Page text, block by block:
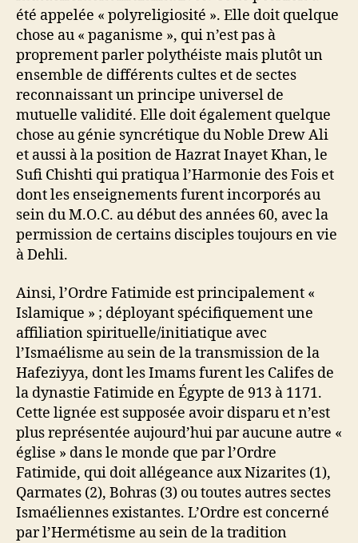
été appelée « polyreligiosité ». Elle doit quelque
chose au « paganisme », qui n’est pas à
proprement parler polythéiste mais plutôt un
ensemble de différents cultes et de sectes
reconnaissant un principe universel de
mutuelle validité. Elle doit également quelque
chose au génie syncrétique du Noble Drew Ali
et aussi à la position de Hazrat Inayet Khan, le
Sufi Chishti qui pratiqua l’Harmonie des Fois et
dont les enseignements furent incorporés au
sein du M.O.C. au début des années 60, avec la
permission de certains disciples toujours en vie
à Dehli.
Ainsi, l’Ordre Fatimide est principalement «
Islamique » ; déployant spécifiquement une
affiliation spirituelle/initiatique avec
l’Ismaélisme au sein de la transmission de la
Hafeziyya, dont les Imams furent les Califes de
la dynastie Fatimide en Égypte de 913 à 1171.
Cette lignée est supposée avoir disparu et n’est
plus représentée aujourd’hui par aucune autre «
église » dans le monde que par l’Ordre
Fatimide, qui doit allégeance aux Nizarites (1),
Qarmates (2), Bohras (3) ou toutes autres sectes
Ismaéliennes existantes. L’Ordre est concerné
par l’Hermétisme au sein de la tradition